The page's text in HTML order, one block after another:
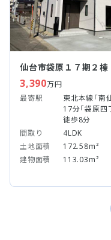
仙台市袋原１７期２棟
3,390万円
最寄駅
東北本線「南
17分「袋原四
徒歩8分
間取り
4LDK
土地面積
172.58m²
建物面積
113.03m²